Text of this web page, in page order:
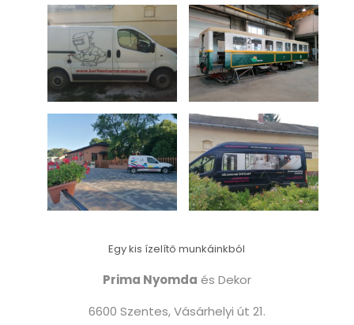
Egy kis ízelítő munkáinkból
Prima Nyomda és Dekor
6600 Szentes, Vásárhelyi út 21.